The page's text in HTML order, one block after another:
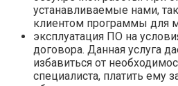
устанавливаемые нами,
клиентом программы для
эксплуатация ПО на
договора. Данная услуга
избавиться от
специалиста, платить ему